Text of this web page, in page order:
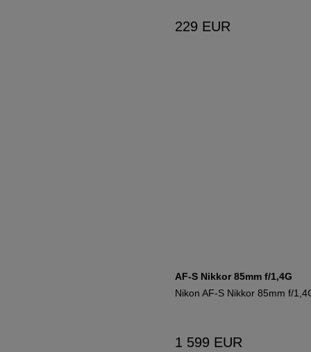
229 EUR
AF-S Nikkor 85mm f/1,4G
Nikon AF-S Nikkor 85mm f/
1 599 EUR